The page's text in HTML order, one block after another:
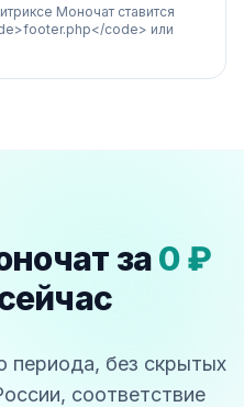
Моночат ставится
code> или
за0 ₽
периода, без скрытых
соответствие